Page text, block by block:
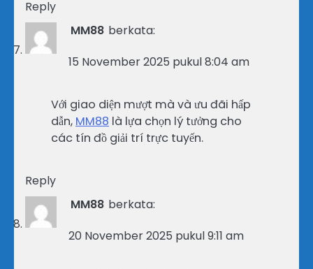
Reply
MM88 berkata:
15 November 2025 pukul 8:04 am
Với giao diện mượt mà và ưu đãi hấp
dẫn, MM88 là lựa chọn lý tưởng cho
các tín đồ giải trí trực tuyến.
Reply
MM88 berkata:
20 November 2025 pukul 9:11 am